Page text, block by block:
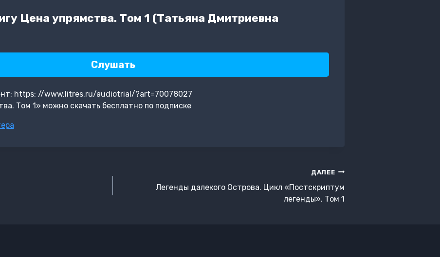
Цена упрямства. Том 1 (Татьяна Дмитриевна
Слушать
https: //www.litres.ru/audiotrial/?art=70078027
Том 1» можно скачать бесплатно по подписке
ДАЛЕЕ
Легенды далекого Острова. Цикл «Постскриптум
легенды». Том 1